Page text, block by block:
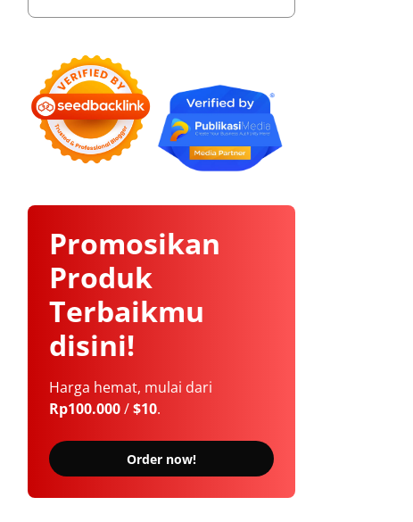
Promosikan
Produk
Terbaikmu
disini!
Harga hemat, mulai dari
Rp100.000/$10.
Order now!